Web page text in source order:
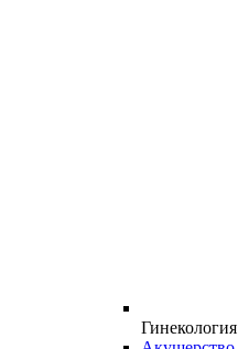
Гинекология